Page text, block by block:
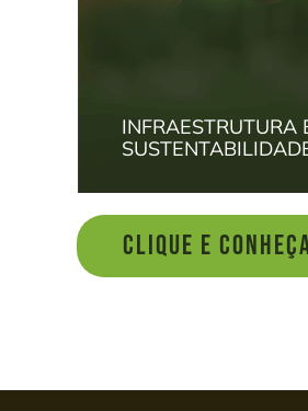
INFRAESTRUTURA
CLIQUE E